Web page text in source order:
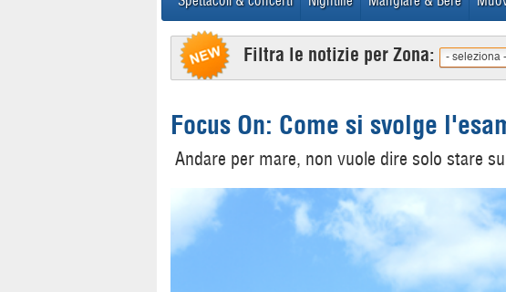
Filtra le notizie per Zona: - seleziona -
Focus On: Come si svolge
Andare per mare, non vuole dire solo stare